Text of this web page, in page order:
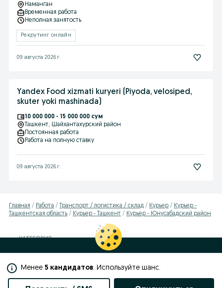
Наманган
Временная работа
Неполная занятость
Рекрутинг онлайн
09 августа 2026 г.
Yandex Food xizmati kuryeri (Piyoda, velosiped,
skuter yoki mashinada)
10 000 000 - 15 000 000 сум
Ташкент, Шайхантахурский район
Постоянная работа
Работа на полную ставку
09 августа 2026 г.
Главная Работа Транспорт / логистика / склад Курьер
Курьер -
Ташкентская область
Курьер - Ташкент Курьер - Юнусабадский район
КАТЕГОРИЯ
Менее 5 кандидатов. Используйте шанс.
в своeм браузере.
Узнать больше